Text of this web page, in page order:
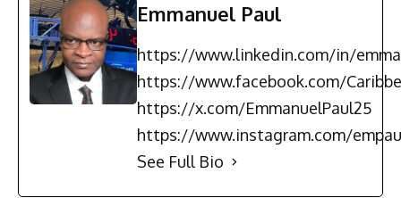
Emmanuel Paul
https://www.linkedin.com/in/
https://www.facebook.com/
https://x.com/EmmanuelPaul25
https://www.instagram.com/
See Full Bio